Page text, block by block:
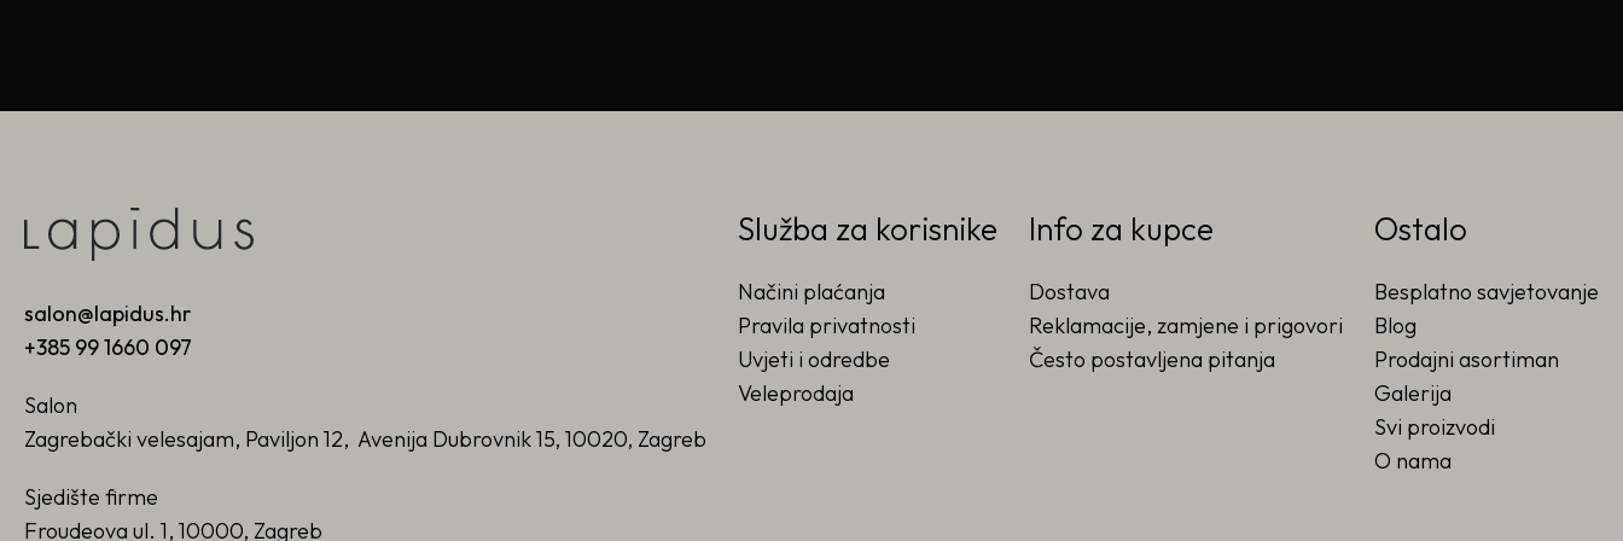
salon@lapidus.hr
+385 99 1660 097
Salon
Zagrebački velesajam, Paviljon 12, Avenija Dubrovnik 15, 10020, Zagreb
Sjedište firme
Froudeova ul. 1, 10000, Zagreb
Služba za korisnike
Načini plaćanja
Pravila privatnosti
Uvjeti i odredbe
Veleprodaja
Info za kupce
Dostava
Reklamacije, zamjene i prigovori
Često postavljena pitanja
Ostalo
Besplatno savjetovanje
Blog
Prodajni asortiman
Galerija
Svi proizvodi
O nama